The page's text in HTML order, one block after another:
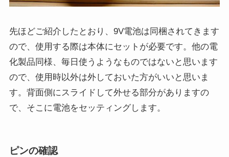
先ほどご紹介したとおり、9V電池は同梱されてきます
ので、使用する際は本体にセットが必要です。他の電
化製品同様、毎日使うようなものではないと思います
ので、使用時以外は外しておいた方がいいと思いま
す。背面側にスライドして外せる部分がありますの
で、そこに電池をセッティングします。
ピンの確認